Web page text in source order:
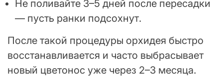
Не поливайте 3–5 дней после пересадки
— пусть ранки подсохнут.
После такой процедуры орхидея быстро
восстанавливается и часто выбрасывает
новый цветонос уже через 2–3 месяца.